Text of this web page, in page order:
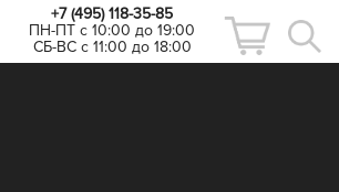
+7 (495) 118-35-85
ПН-ПТ с 10:00 до 19:00
СБ-ВС с 11:00 до 18:00